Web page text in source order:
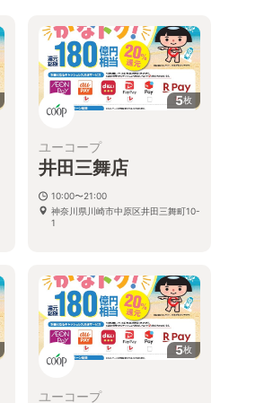
5枚
ユーコープ
井田三舞店
10:00〜21:00
神奈川県川崎市中原区井田三舞町10-
1
5枚
ユーコープ